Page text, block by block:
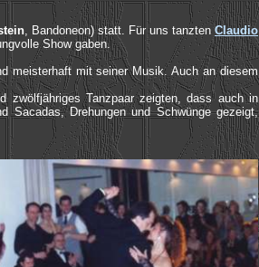
, Bandoneon) statt. Für uns tanztenClaudio
Show gaben.
meisterhaft mit seiner Musik. Auch an diesem
zwölfjähriges Tanzpaar zeigten, dass auch in
Sacadas, Drehungen und Schwünge gezeigt,